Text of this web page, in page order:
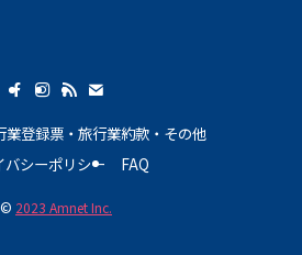
業登録票・旅行業約款・その他
バシーポリシー
FAQ
© 2023 Amnet Inc.